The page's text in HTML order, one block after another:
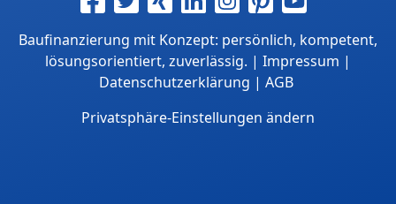
Baufinanzierung mit Konzept: persönlich, kompetent,
lösungsorientiert, zuverlässig. | Impressum |
Datenschutzerklärung | AGB
Privatsphäre-Einstellungen ändern